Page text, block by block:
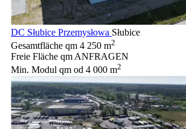
DC Słubice Przemysłowa Słubice
Gesamtfläche qm 4 250 m2
Freie Fläche qm ANFRAGEN
Min. Modul qm od 4 000 m2